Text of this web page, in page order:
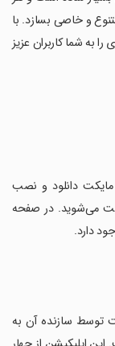
و خاصی بسازد. با
به شما کاربران عزیز
مایکت دانلود و نصب
می‌شوید. در صفحه
دارد.
توسط سازنده آن به